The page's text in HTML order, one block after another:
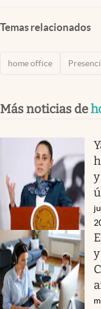
Temas relacionados
home office
Más noticias de